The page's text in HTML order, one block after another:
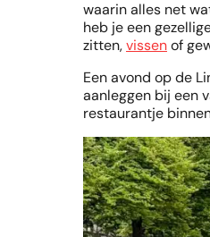
waarin alles net
heb je een
zitten,vissenof
Een avond op de
aanleggen bij een
restaurantje